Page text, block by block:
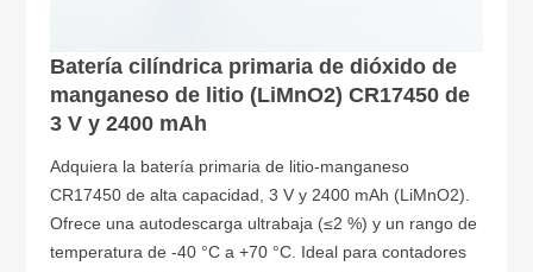
Batería cilíndrica primaria de dióxido de
manganeso de litio (LiMnO2) CR17450 de
3 V y 2400 mAh
Adquiera la batería primaria de litio-manganeso
CR17450 de alta capacidad, 3 V y 2400 mAh (LiMnO2).
Ofrece una autodescarga ultrabaja (≤2 %) y un rango de
temperatura de -40 °C a +70 °C. Ideal para contadores